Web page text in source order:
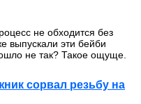
не обходится без
выпускали эти бейби
не так? Такое ощуще.
сорвал резьбу на